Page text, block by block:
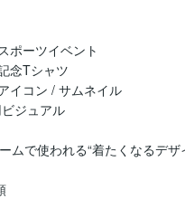
ポーツイベント
念Tシャツ
イコン / サムネイル
ジュアル
ムで使われる“着たくなるデザ